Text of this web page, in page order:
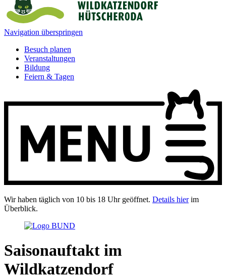
Navigation überspringen
Besuch planen
Veranstaltungen
Bildung
Feiern & Tagen
Wir haben täglich von 10 bis 18 Uhr geöffnet. Details hierim
Überblick.
Saisonauftakt im
Wildkatzendorf